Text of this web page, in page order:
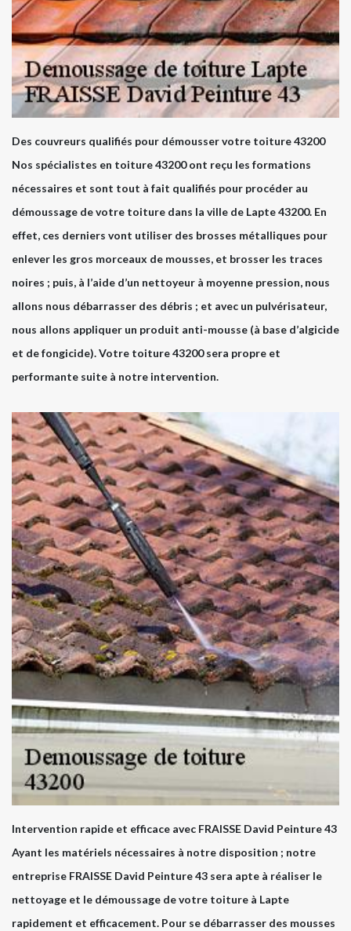
Des couvreurs qualifiés pour démousser votre toiture 43200
Nos spécialistes en toiture 43200 ont reçu les formations
nécessaires et sont tout à fait qualifiés pour procéder au
démoussage de votre toiture dans la ville de Lapte 43200. En
effet, ces derniers vont utiliser des brosses métalliques pour
enlever les gros morceaux de mousses, et brosser les traces
noires ; puis, à l’aide d’un nettoyeur à moyenne pression, nous
allons nous débarrasser des débris ; et avec un pulvérisateur,
nous allons appliquer un produit anti-mousse (à base d’algicide
et de fongicide). Votre toiture 43200 sera propre et
performante suite à notre intervention.
Intervention rapide et efficace avec FRAISSE David Peinture 43
Ayant les matériels nécessaires à notre disposition ; notre
entreprise FRAISSE David Peinture 43 sera apte à réaliser le
nettoyage et le démoussage de votre toiture à Lapte
rapidement et efficacement. Pour se débarrasser des mousses